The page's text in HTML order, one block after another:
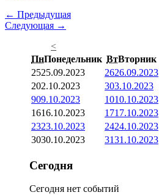
← Предыдущая
Следующая →
<
ПнПонедельник ВтВторник
2525.09.2023 2626.09.2023
202.10.2023 303.10.2023
909.10.2023 1010.10.2023
1616.10.2023 1717.10.2023
2323.10.2023 2424.10.2023
3030.10.2023 3131.10.2023
Сегодня
Сегодня нет событий